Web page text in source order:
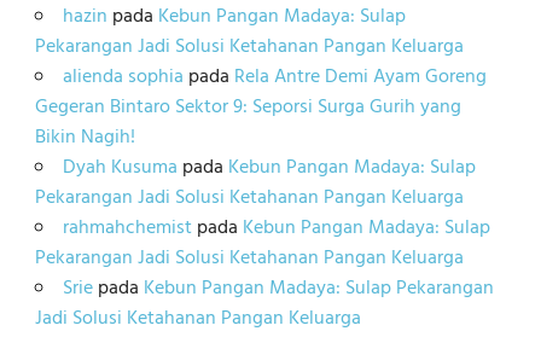
hazin pada Kebun Pangan Madaya: Sulap
Pekarangan Jadi Solusi Ketahanan Pangan Keluarga
alienda sophia pada Rela Antre Demi Ayam Goreng
Gegeran Bintaro Sektor 9: Seporsi Surga Gurih yang
Bikin Nagih!
Dyah Kusuma pada Kebun Pangan Madaya: Sulap
Pekarangan Jadi Solusi Ketahanan Pangan Keluarga
rahmahchemistpada Kebun Pangan Madaya: Sulap
Pekarangan Jadi Solusi Ketahanan Pangan Keluarga
Sriepada Kebun Pangan Madaya: Sulap Pekarangan
Jadi Solusi Ketahanan Pangan Keluarga